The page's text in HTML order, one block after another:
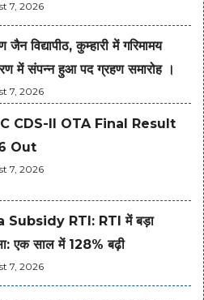
7, 2026
जैन विद्यापीठ, कुम्हारी में गरिमामय
में संपन्न हुआ पद ग्रहण समारोह ।
7, 2026
CDS-II OTA Final Result
Out
7, 2026
Subsidy RTI: RTI में बड़ा
एक साल में 128% बढ़ी
7, 2026